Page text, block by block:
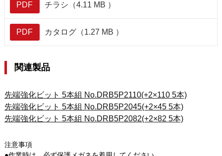
PDF チラシ（4.11 MB ）
PDF カタログ（1.27 MB ）
関連製品
先端強化ビット 5本組 No.DRB5P2110(+2×110 5本)
先端強化ビット 5本組 No.DRB5P2045(+2×45 5本)
先端強化ビット 5本組 No.DRB5P2082(+2×82 5本)
注意事項